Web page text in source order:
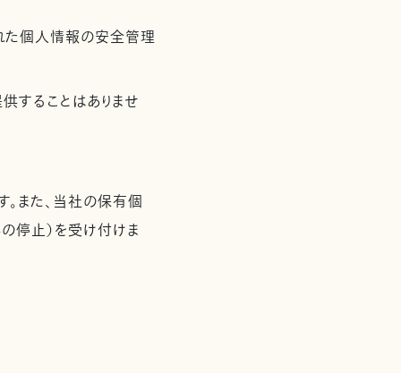
た個人情報の安全管理
することはありませ
また、当社の保有個
停止）を受け付けま